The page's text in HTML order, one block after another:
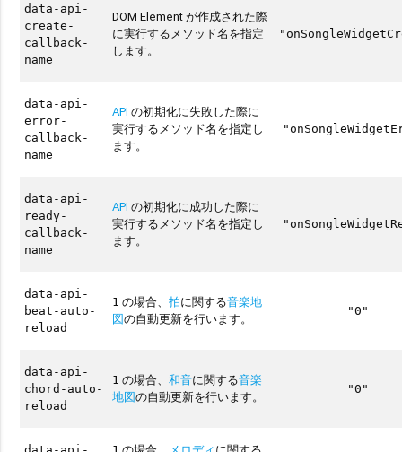
data-api-
create-
callback-
name
DOM Element が作成された際
に実行するメソッド名を指定
します。
data-api-
error-
callback-
name
API の初期化に失敗した際に
実行するメソッド名を指定し
ます。
data-api-
ready-
callback-
name
API の初期化に成功した際に
実行するメソッド名を指定し
ます。
data-api-
beat-auto-
reload
1 の場合、拍に関する音楽地
図の自動更新を行います。
"0"
data-api-
chord-auto-
reload
1 の場合、和音に関する音楽
地図の自動更新を行います。
"0"